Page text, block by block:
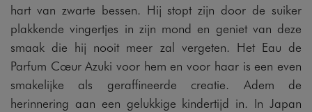
hart van zwarte bessen. Hij stopt zijn door de suiker
plakkende vingertjes in zijn mond en geniet van deze
smaak die hij nooit meer zal vergeten. Het Eau de
Parfum Cœur Azuki voor hem en voor haar is een even
smakelijke als geraffineerde creatie. Adem de
herinnering aan een gelukkige kindertijd in. In Japan